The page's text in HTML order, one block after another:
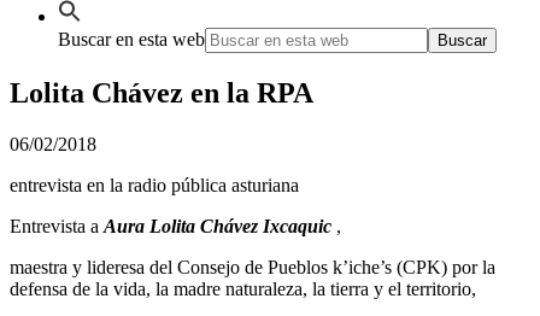
Buscar en esta web
Lolita Chávez en la RPA
06/02/2018
entrevista en la radio pública asturiana
Entrevista a Aura Lolita Chávez Ixcaquic ,
maestra y lideresa del Consejo de Pueblos k’iche’s (CPK) por la
defensa de la vida, la madre naturaleza, la tierra y el territorio,